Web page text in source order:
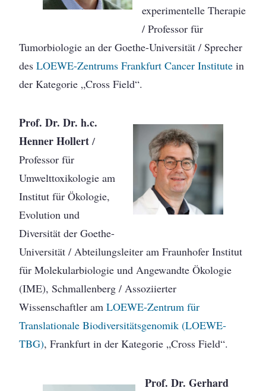
experimentelle Therapie
/ Professor für
Tumorbiologie an der Goethe-Universität / Sprecher
desLOEWE-Zentrums Frankfurt Cancer Institute in
der Kategorie „Cross Field“.
Prof. Dr. Dr. h.c.
Henner Hollert /
Professor für
Umwelttoxikologie am
Institut für Ökologie,
Evolution und
Diversität der Goethe-
Universität / Abteilungsleiter am Fraunhofer Institut
für Molekularbiologie und Angewandte Ökologie
(IME), Schmallenberg / Assoziierter
Wissenschaftler amLOEWE-Zentrum für
Translationale Biodiversitätsgenomik (LOEWE‐
TBG), Frankfurt in der Kategorie „Cross Field“.
Prof. Dr. Gerhard